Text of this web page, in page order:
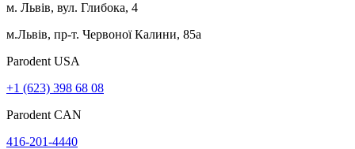
м. Львів, вул. Глибока, 4
м.Львів, пр-т. Червоної Калини, 85а
Parodent USА
+1 (623) 398 68 08
Parodent CAN
416-201-4440